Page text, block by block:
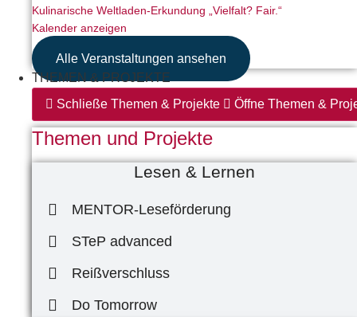
Kulinarische Weltladen-Erkundung „Vielfalt? Fair.“
Kalender anzeigen
Alle Veranstaltungen ansehen
THEMEN & PROJEKTE
Schließe Themen & Projekte
Öffne Themen &
Themen und Projekte
Lesen & Lernen
MENTOR-Leseförderung
STeP advanced
Reißverschluss
Do Tomorrow